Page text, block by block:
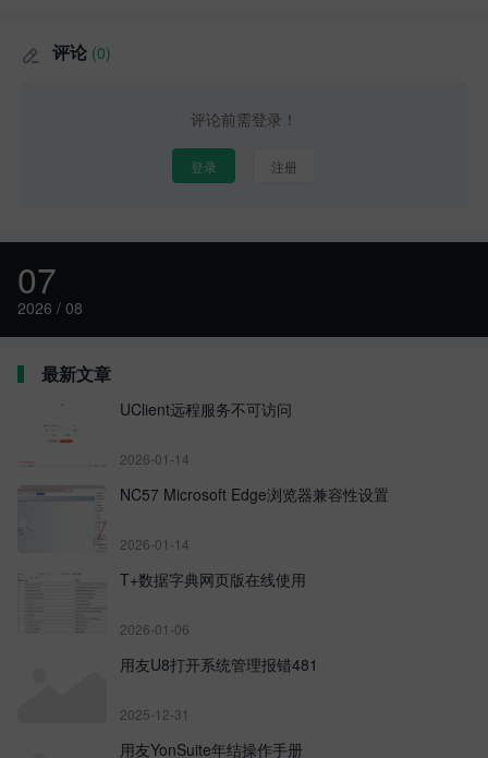
 评论 (0)
评论前需登录！
登录 注册
07
2026 / 08
最新文章
UClient远程服务不可访问
2026-01-14
NC57 Microsoft Edge浏览器兼容性设置
2026-01-14
T+数据字典网页版在线使用
2026-01-06
用友U8打开系统管理报错481
2025-12-31
用友YonSuite年结操作手册